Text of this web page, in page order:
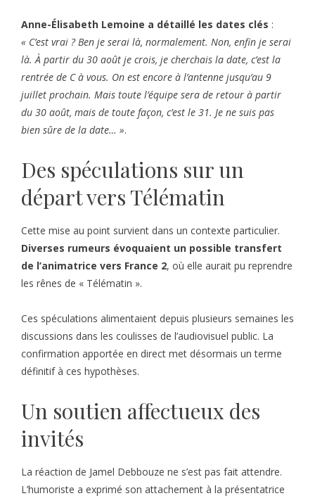
Anne-Élisabeth Lemoine a détaillé les dates clés :
« C’est vrai ? Ben je serai là, normalement. Non, enfin je serai
là. À partir du 30 août je crois, je cherchais la date, c’est la
rentrée de C à vous. On est encore à l’antenne jusqu’au 9
juillet prochain. Mais toute l’équipe sera de retour à partir
du 30 août, mais de toute façon, c’est le 31. Je ne suis pas
bien sûre de la date… ».
Des spéculations sur un
départ vers Télématin
Cette mise au point survient dans un contexte particulier.
Diverses rumeurs évoquaient un possible transfert
de l’animatrice vers France 2, où elle aurait pu reprendre
les rênes de « Télématin ».
Ces spéculations alimentaient depuis plusieurs semaines les
discussions dans les coulisses de l’audiovisuel public. La
confirmation apportée en direct met désormais un terme
définitif à ces hypothèses.
Un soutien affectueux des
invités
La réaction de Jamel Debbouze ne s’est pas fait attendre.
L’humoriste a exprimé son attachement à la présentatrice